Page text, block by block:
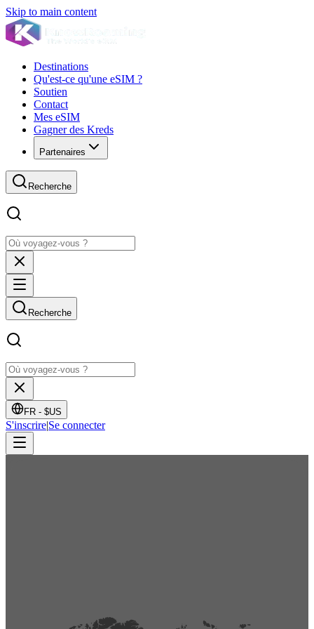
Skip to main content
Destinations
Qu'est-ce qu'une eSIM ?
Soutien
Contact
Mes eSIM
Gagner des Kreds
Partenaires
Recherche
Recherche
FR - $US
S'inscrire|Se connecter